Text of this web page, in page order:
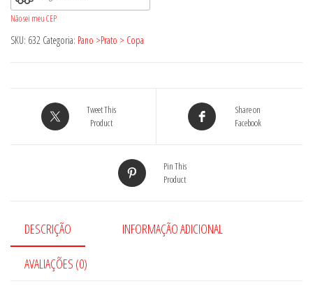
Não sei meu CEP
SKU: 632 Categoria: Pano >Prato > Copa
Tweet This
Product
Share on
Facebook
Pin This
Product
DESCRIÇÃO INFORMAÇÃO ADICIONAL
AVALIAÇÕES (0)